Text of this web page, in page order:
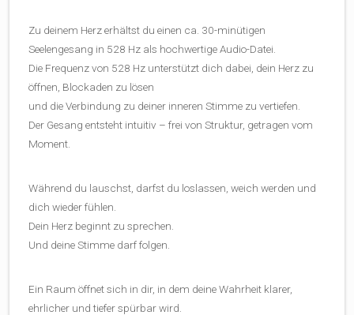
Zu deinem Herz erhältst du einen ca. 30-minütigen
Seelengesang in 528 Hz als hochwertige Audio-Datei.
Die Frequenz von 528 Hz unterstützt dich dabei, dein Herz zu
öffnen, Blockaden zu lösen
und die Verbindung zu deiner inneren Stimme zu vertiefen.
Der Gesang entsteht intuitiv – frei von Struktur, getragen vom
Moment.
Während du lauschst, darfst du loslassen, weich werden und
dich wieder fühlen.
Dein Herz beginnt zu sprechen.
Und deine Stimme darf folgen.
Ein Raum öffnet sich in dir, in dem deine Wahrheit klarer,
ehrlicher und tiefer spürbar wird.